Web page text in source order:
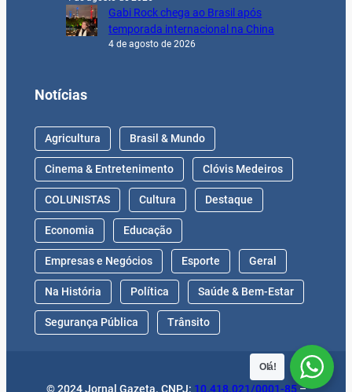
Gabi Rock chega ao Brasil após
temporada internacional na China
4 de agosto de 2026
Notícias
Agricultura Brasil & Mundo
Cinema & Entretenimento Clóvis Medeiros
COLUNISTAS Cultura Destaque
Economia Educação
Empresas e Negócios Esporte Geral
Na História Política Saúde & Bem-Estar
Segurança Pública Trânsito
© 2024 Jornal Gazeta. CNPJ: 10.418.021/0001-85–
Olá!